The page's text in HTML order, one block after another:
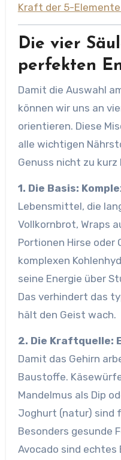
Kraft der 5-
Die vier
perfekten
Damit die Auswahl
können wir uns an
orientieren. Diese
alle wichtigen
Genuss nicht zu kurz
1. Die Basis:
Lebensmittel, die
Vollkornbrot, Wraps
Portionen Hirse oder
komplexen
seine Energie über
Das verhindert das
hält den Geist wach.
2. Die Kraftquelle:
Damit das Gehirn
Baustoffe.
Mandelmus als Dip
Joghurt (natur) sind
Besonders gesunde
Avocado sind echtes